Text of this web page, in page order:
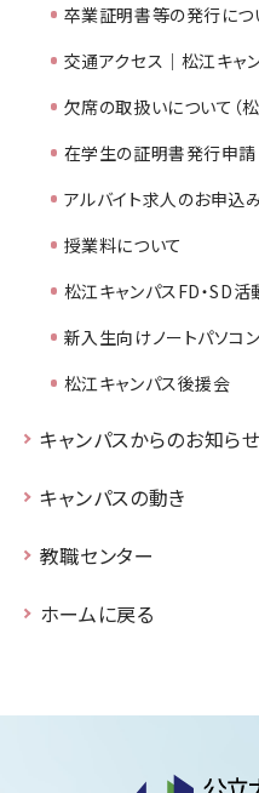
卒業証明書等の発行につ
交通アクセス｜松江キャ
欠席の取扱いについて（松
在学生の証明書発行申請
アルバイト求人のお申込み
授業料について
松江キャンパスFD・SD活
新入生向けノートパソコ
松江キャンパス後援会
キャンパスからのお知らせ
キャンパスの動き
教職センター
ホームに戻る